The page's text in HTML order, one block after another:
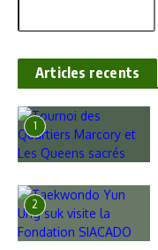
Articles recents
1
2